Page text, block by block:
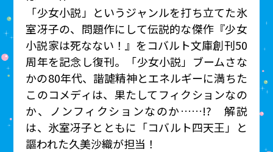
「少女小説」というジャンルを打ち立てた氷
室冴子の、問題作にして伝説的な傑作『少女
小説家は死なない！』をコバルト文庫創刊50
周年を記念し復刊。「少女小説」ブームさな
かの80年代、諧謔精神とエネルギーに満ちた
このコメディは、果たしてフィクションなの
か、ノンフィクションなのか……!? 解説
は、氷室冴子とともに「コバルト四天王」と
謳われた久美沙織が担当！